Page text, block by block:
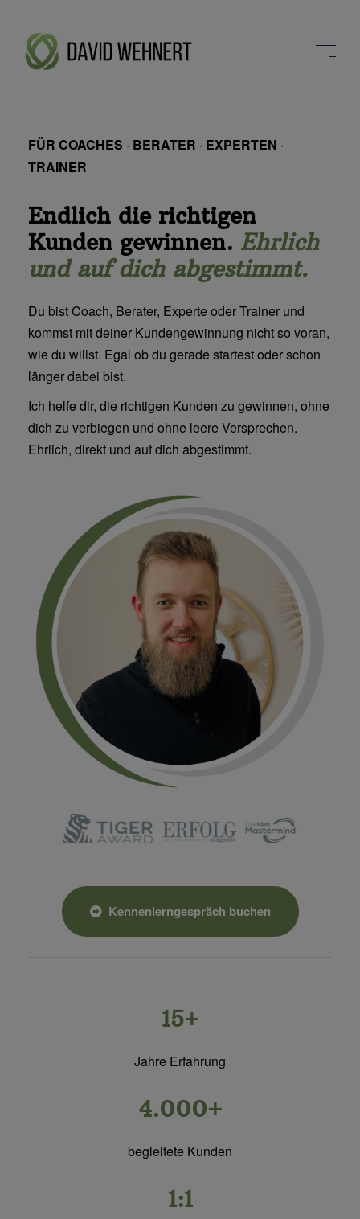
FÜR COACHES · BERATER · EXPERTEN ·
TRAINER
Endlich die richtigen
Kunden gewinnen. Ehrlich
und auf dich abgestimmt.
Du bist Coach, Berater, Experte oder Trainer und
kommst mit deiner Kundengewinnung nicht so voran,
wie du willst. Egal ob du gerade startest oder schon
länger dabei bist.
Ich helfe dir, die richtigen Kunden zu gewinnen, ohne
dich zu verbiegen und ohne leere Versprechen.
Ehrlich, direkt und auf dich abgestimmt.
Kennenlerngespräch buchen
15+
Jahre Erfahrung
4.000+
begleitete Kunden
1:1